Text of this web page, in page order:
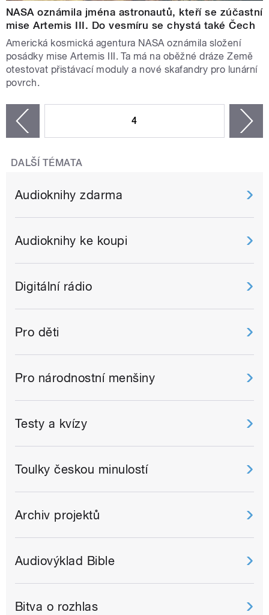
NASA oznámila jména astronautů, kteří se zúčastní
mise Artemis III. Do vesmíru se chystá také Čech
Americká kosmická agentura NASA oznámila složení
posádky mise Artemis III. Ta má na oběžné dráze Země
otestovat přistávací moduly a nové skafandry pro lunární
povrch.
4
DALŠÍ TÉMATA
Audioknihy zdarma
Audioknihy ke koupi
Digitální rádio
Pro děti
Pro národnostní menšiny
Testy a kvízy
Toulky českou minulostí
Archiv projektů
Audiovýklad Bible
Bitva o rozhlas